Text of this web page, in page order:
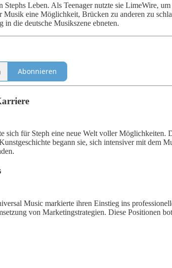
Leben. Als Teenager nutzte sie LimeWire,
Musik eine Möglichkeit, Brücken zu anderen zu
in die deutsche Musikszene ebneten.
Abonnieren
sich für Steph eine neue Welt voller
begann sie, sich intensiver mit dem
Music markierte ihren Einstieg ins
von Marketingstrategien. Diese Positionen